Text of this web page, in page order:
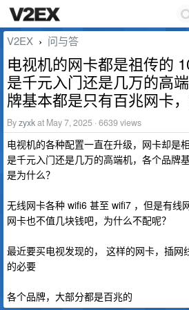
V2EX › 问与答
电视机的网卡都是祖传的
是千元入门还是几万的高
牌基本都是只有百兆网卡
Byzyxkat May 7, 2025 · 6639 views
电视机的各种配置一直在升级，网卡却是
是千元入门还是几万的高端机，各个品牌
是为什么？
无线网卡各种 wifi6 甚至 wifi7 ，但是有线
网卡也不值几块钱吧，为什么不配呢？
最近要买电视发现的， 这样的网卡，插网
的必要
各个品牌，大部分都是百兆的